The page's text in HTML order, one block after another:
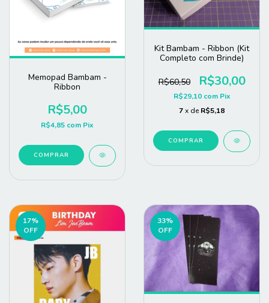
Memopad Bambam -
Ribbon
R$5,00
R$4,85 com Pix
COMPRAR
Kit Bambam - Ribbon (Kit
Completo com Brinde)
R$60,50 R$30,00
R$29,10 com Pix
7x de R$5,18
COMPRAR
17%
OFF
33%
OFF